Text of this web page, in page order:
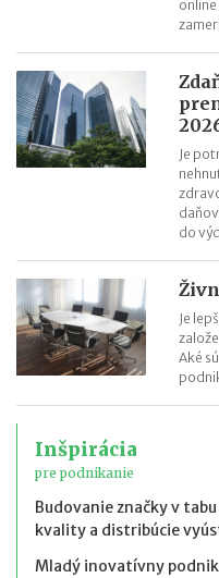
Je
do
Je
Aké
Inšpirácia
pre podnikanie
Budovanie značky v
kvality a distribúcie
Mladý inovatívny